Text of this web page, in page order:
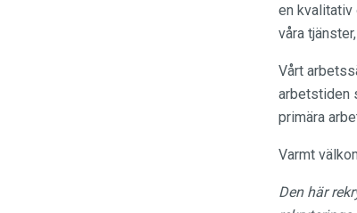
en kvalitativ
våra
Vårt
arbetstiden
primära
Varmt
Den här